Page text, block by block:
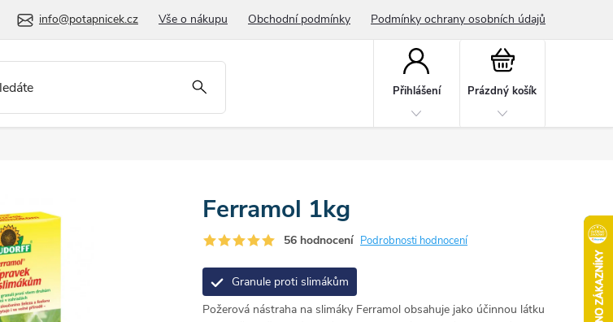
info@potapnicek.cz Vše o nákupu Obchodní podmínky Podmínky ochrany osobních údajů
Přihlášení
Nákupní
Prázdný košík
Ferramol 1kg
56 hodnocení Podrobnosti hodnocení
Granule proti slimákům
Požerová nástraha na slimáky Ferramol obsahuje jako účinnou látku